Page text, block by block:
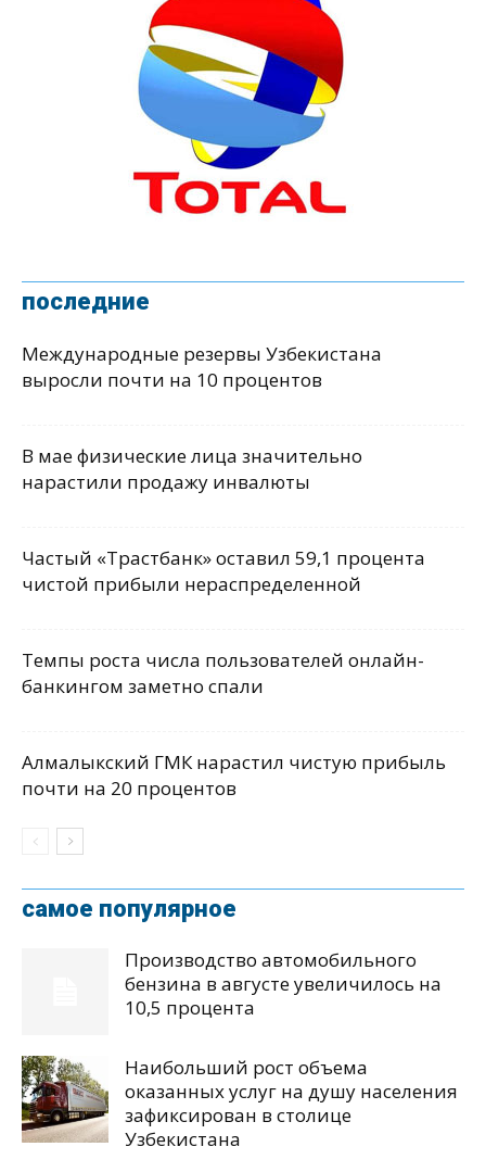
последние
Международные резервы Узбекистана
выросли почти на 10 процентов
В мае физические лица значительно
нарастили продажу инвалюты
Частый «Трастбанк» оставил 59,1 процента
чистой прибыли нераспределенной
Темпы роста числа пользователей онлайн-
банкингом заметно спали
Алмалыкский ГМК нарастил чистую прибыль
почти на 20 процентов
самое популярное
Производство автомобильного
бензина в августе увеличилось на
10,5 процента
Наибольший рост объема
оказанных услуг на душу населения
зафиксирован в столице
Узбекистана